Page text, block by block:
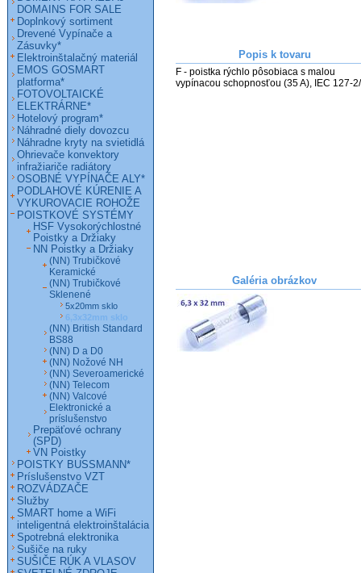
Popis k tovaru
F - poistka rýchlo pôsobiaca s malou
Galéria obrázkov
DOMAINS FOR SALE
Doplnkový sortiment
Drevené Vypínače a
Zásuvky*
Elektroinštalačný materiál
EMOS GOSMART
platforma*
FOTOVOLTAICKÉ
ELEKTRÁRNE*
Hotelový program*
Náhradné diely dovozcu
Náhradne kryty na svietidlá
Ohrievače konvektory
infražiariče radiátory
OSOBNÉ VYPÍNAČE ALY*
PODLAHOVÉ KÚRENIE A
VYKUROVACIE ROHOŽE
POISTKOVÉ SYSTÉMY
HSF Vysokorýchlostné
Poistky a Držiaky
NN Poistky a Držiaky
(NN) Trubičkové
Keramické
(NN) Trubičkové
Sklenené
5x20mm sklo
6,3x32mm sklo
(NN) British Standard
BS88
(NN) D a D0
(NN) Nožové NH
(NN) Severoamerické
(NN) Telecom
(NN) Valcové
Elektronické a
príslušenstvo
Prepäťové ochrany
(SPD)
VN Poistky
POISTKY BUSSMANN*
Príslušenstvo VZT
ROZVÁDZAČE
Služby
SMART home a WiFi
inteligentná elektroinštalácia
Spotrebná elektronika
Sušiče na ruky
SUŠIČE RÚK A VLASOV